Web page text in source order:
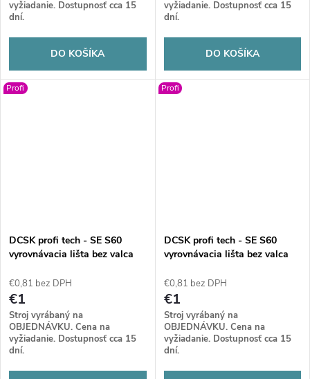
vyžiadanie. Dostupnosť cca 15
dní.
DO KOŠÍKA
vyžiadanie. Dostupnosť cca 15
dní.
DO KOŠÍKA
Profi
DCSK profi tech - SE S60
vyrovnávacia lišta bez valca
€0,81 bez DPH
€1
Stroj vyrábaný na
OBJEDNÁVKU. Cena na
vyžiadanie. Dostupnosť cca 15
dní.
Profi
DCSK profi tech - SE S60
vyrovnávacia lišta bez valca
€0,81 bez DPH
€1
Stroj vyrábaný na
OBJEDNÁVKU. Cena na
vyžiadanie. Dostupnosť cca 15
dní.